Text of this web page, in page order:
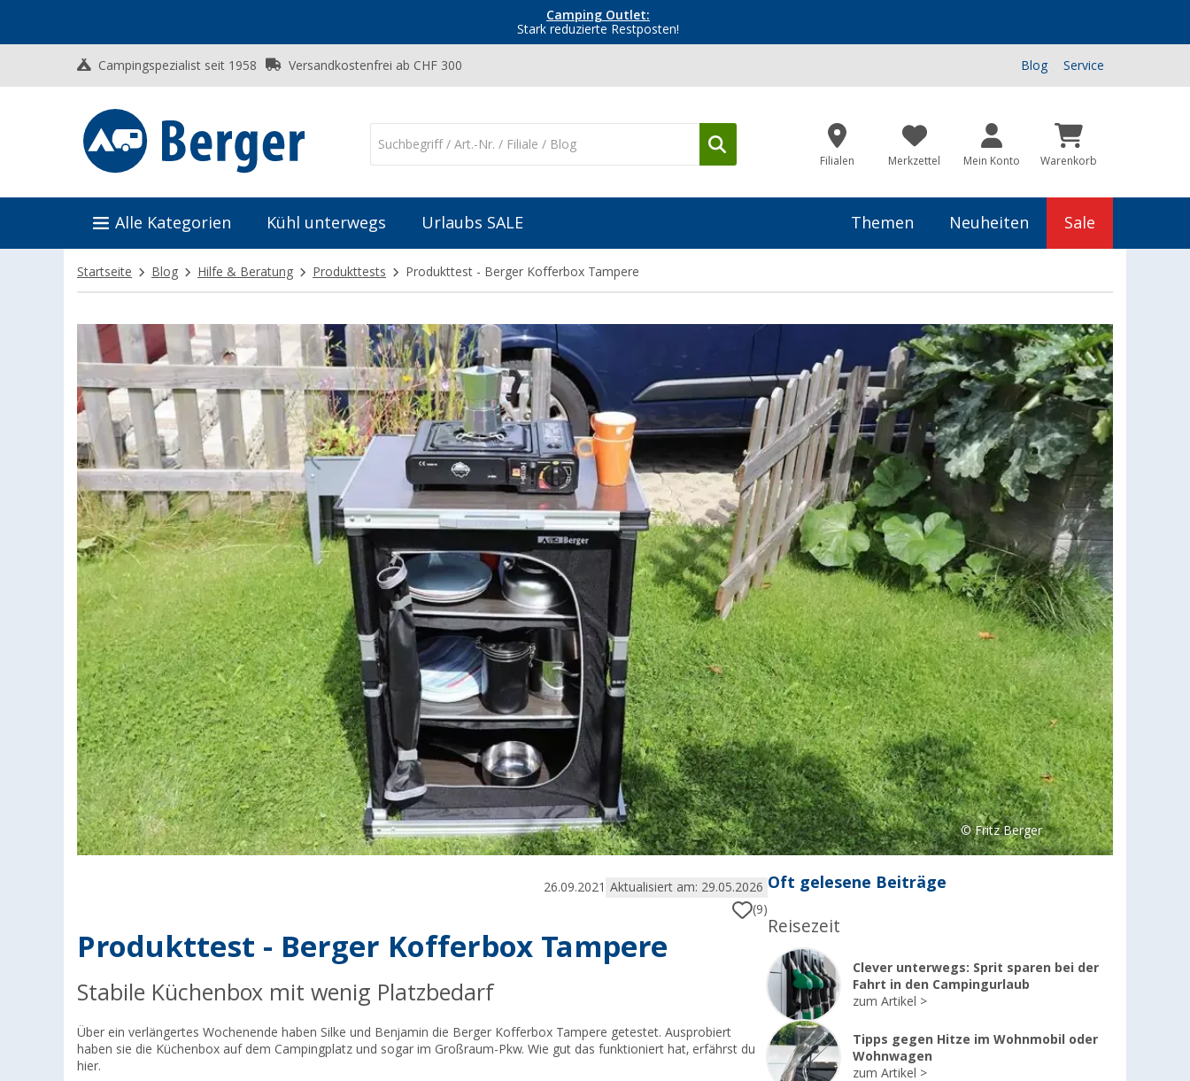
Camping Outlet:
Stark reduzierte Restposten!
Campingspezialist seit 1958 Versandkostenfrei ab CHF 300 Blog Service
Filialen Merkzettel Mein Konto Warenkorb
Alle Kategorien Kühl unterwegs Urlaubs SALE Themen Neuheiten Sale
Startseite Blog Hilfe & Beratung Produkttests Produkttest - Berger Kofferbox Tampere
© Fritz Berger
26.09.2021 Aktualisiert am: 29.05.2026
(9)
Produkttest - Berger Kofferbox Tampere
Stabile Küchenbox mit wenig Platzbedarf
Über ein verlängertes Wochenende haben Silke und Benjamin die Berger Kofferbox Tampere getestet. Ausprobiert
haben sie die Küchenbox auf dem Campingplatz und sogar im Großraum-Pkw. Wie gut das funktioniert hat, erfährst du
hier.
Oft gelesene Beiträge
Reisezeit
Clever unterwegs: Sprit sparen bei der
Fahrt in den Campingurlaub
zum Artikel
Tipps gegen Hitze im Wohnmobil oder
Wohnwagen
zum Artikel